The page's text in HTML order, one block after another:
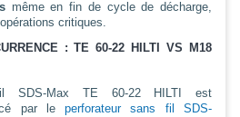
même en fin de cycle de décharge,
critiques.
: TE 60-22 HILTI VS M18
SDS-Max TE 60-22 HILTI est
par leperforateur sans fil SDS-